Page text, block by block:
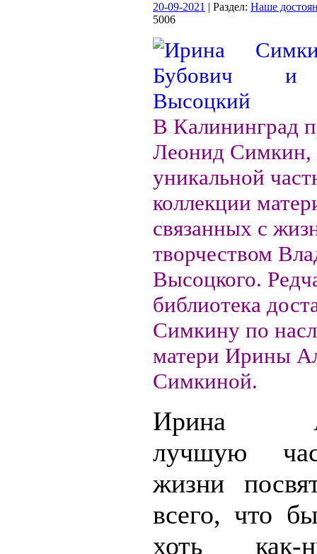
20-09-2021 | Раздел: Наше
5006
В Калининград
Леонид Симкин,
уникальной
коллекции
связанных с
творчеством
Высоцкого.
библиотека
Симкину по
матери Ирины
Симкиной.
Ирина
лучшую
жизни
всего, что
хоть как-